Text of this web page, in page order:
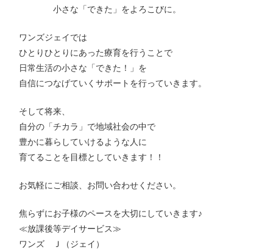
小さな「できた」をよろこびに。
ワンズジェイでは
ひとりひとりにあった療育を行うことで
日常生活の小さな「できた！」を
自信につなげていくサポートを行っていきます。
そして将来、
自分の「チカラ」で地域社会の中で
豊かに暮らしていけるような人に
育てることを目標としていきます！！
お気軽にご相談、お問い合わせください。
焦らずにお子様のペースを大切にしていきます♪
≪放課後等デイサービス≫
ワンズ Ｊ（ジェイ）